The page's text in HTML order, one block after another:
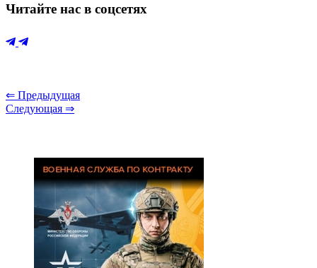
Читайте нас в соцсетях
⇐ Предыдущая
Следующая ⇒